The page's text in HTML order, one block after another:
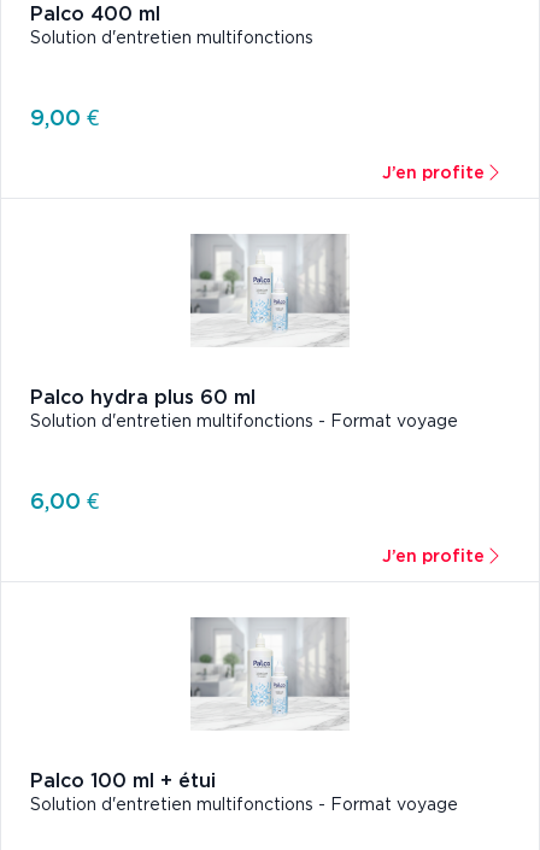
Palco 400 ml
Solution d'entretien multifonctions
9,00 €
J’en profite
Palco hydra plus 60 ml
Solution d'entretien multifonctions - Format voyage
6,00 €
J’en profite
Palco 100 ml + étui
Solution d'entretien multifonctions - Format voyage